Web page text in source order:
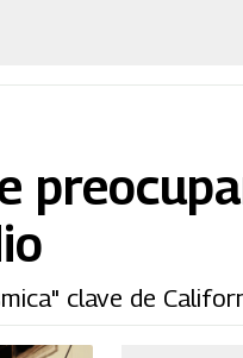
clave de